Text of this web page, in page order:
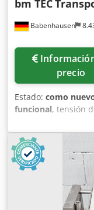
Babenhausen
bm TEC
Información de
precio
Estado: como
funcional, tensión
, año de la
altura total:1.050
ancho de cinta
entrada:
50 Hz,
transportadora de
mm Velocidad de
Ejecución en acero
verificación DGUV